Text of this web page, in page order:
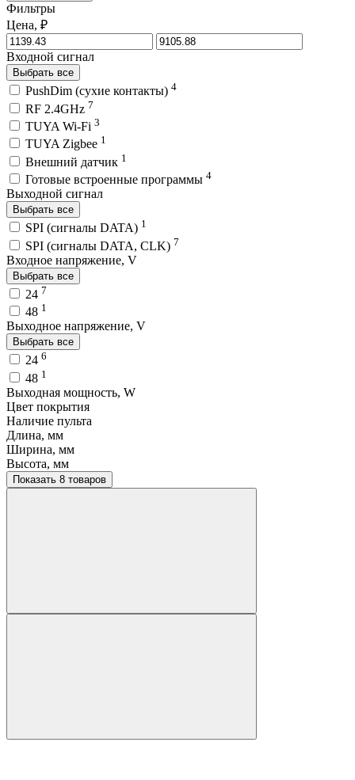
Фильтры
Цена, ₽
Входной сигнал
Выбрать все
PushDim (сухие контакты) 4
RF 2.4GHz 7
TUYA Wi-Fi 3
TUYA Zigbee 1
Внешний датчик 1
Готовые встроенные программы 4
Выходной сигнал
Выбрать все
SPI (сигналы DATA) 1
SPI (сигналы DATA, CLK) 7
Входное напряжение, V
Выбрать все
24 7
48 1
Выходное напряжение, V
Выбрать все
24 6
48 1
Выходная мощность, W
Цвет покрытия
Наличие пульта
Длина, мм
Ширина, мм
Высота, мм
Показать 8 товаров